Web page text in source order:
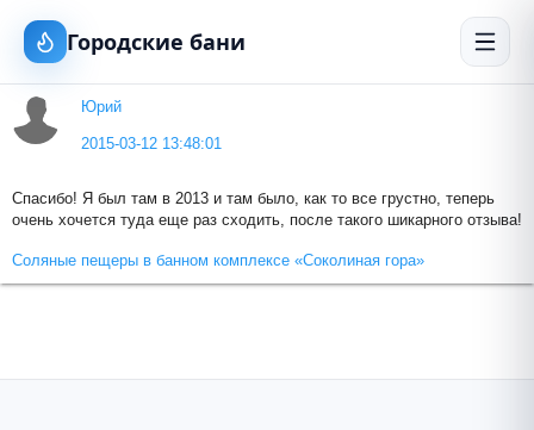
Городские бани
Юрий
2015-03-12 13:48:01
Спасибо! Я был там в 2013 и там было, как то все грустно, теперь
очень хочется туда еще раз сходить, после такого шикарного отзыва!
Соляные пещеры в банном комплексе «Соколиная гора»